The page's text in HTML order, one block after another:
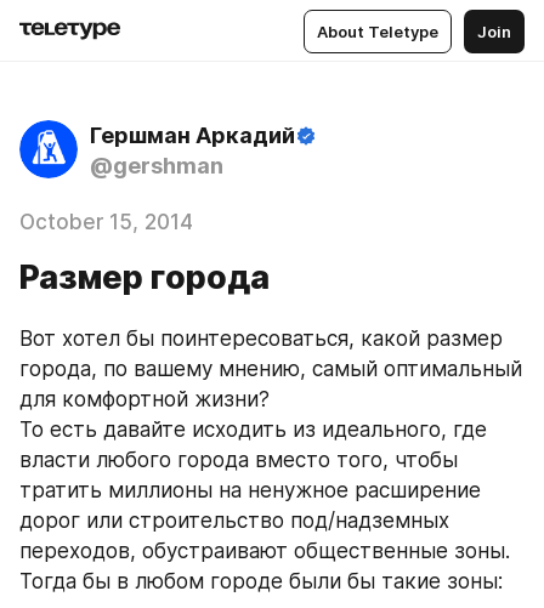
About Teletype Join
Гершман Аркадий
@gershman
October 15, 2014
Размер города
Вот хотел бы поинтересоваться, какой размер
города, по вашему мнению, самый оптимальный
для комфортной жизни?
То есть давайте исходить из идеального, где
власти любого города вместо того, чтобы
тратить миллионы на ненужное расширение
дорог или строительство под/надземных
переходов, обустраивают общественные зоны.
Тогда бы в любом городе были бы такие зоны: